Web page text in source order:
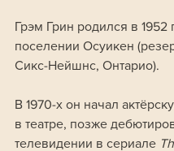
Грэм Грин родился в 1952
поселении Осуикен
Сикс-Нейшнс, Онтарио).
В 1970-х он начал
в театре, позже
телевидении в сериале